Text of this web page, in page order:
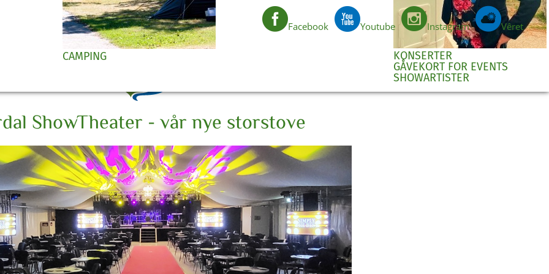
Facebook Youtube Instagram Vêret
CAMPING
KONSERTER
GÅVEKORT FOR EVENTS
SHOWARTISTER
NO
ShowTheater - vår nye storstove